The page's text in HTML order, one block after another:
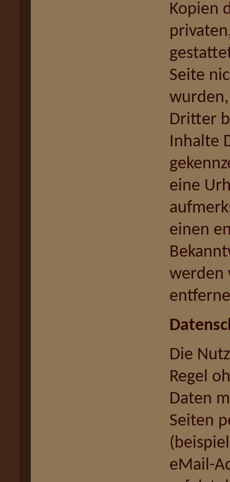
Kopien
Seite
Dritter
Inhalte
eine
einen
werden
Die
Regel
Daten
Seiten
eMail-